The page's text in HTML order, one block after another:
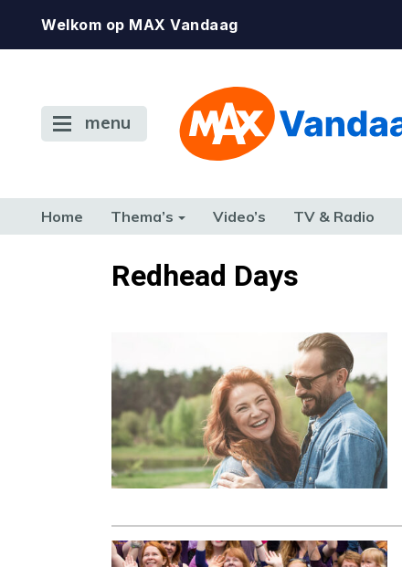
Welkom op MAX Vandaag
menu
Home Thema’s Video’s TV & Radio
TERUG NAAR TOENRedhead Days